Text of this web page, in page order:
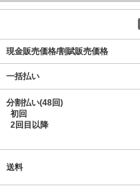
現金販売価格/割賦販売価格
一括払い
分割払い(48回)
初回
2回目以降
送料